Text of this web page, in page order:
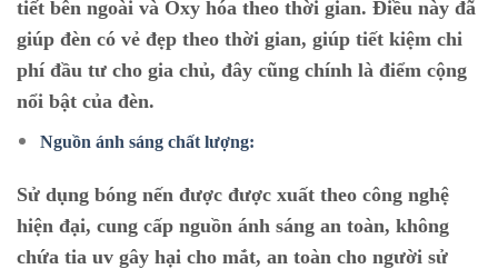
tiết bên ngoài và Oxy hóa theo thời gian. Điều này đã
giúp đèn có vẻ đẹp theo thời gian, giúp tiết kiệm chi
phí đầu tư cho gia chủ, đây cũng chính là điểm cộng
nổi bật của đèn.
Nguồn ánh sáng chất lượng:
Sử dụng bóng nến được được xuất theo công nghệ
hiện đại, cung cấp nguồn ánh sáng an toàn, không
chứa tia uv gây hại cho mắt, an toàn cho người sử